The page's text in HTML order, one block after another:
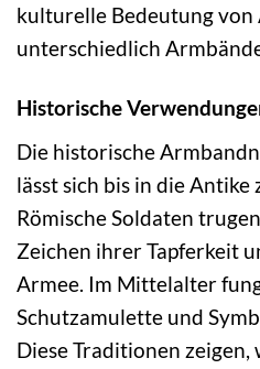
kulturelle Bedeutung
unterschiedlich
Historische
Die historische
lässt sich bis in die
Römische Soldaten
Zeichen ihrer Tapferkeit
Armee. Im Mittelalter
Schutzamulette und
Diese Traditionen